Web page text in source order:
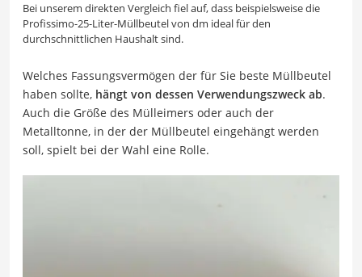
Bei unserem direkten Vergleich fiel auf, dass beispielsweise die
Profissimo-25-Liter-Müllbeutel von dm ideal für den
durchschnittlichen Haushalt sind.
Welches Fassungsvermögen der für Sie beste Müllbeutel
haben sollte, hängt von dessen Verwendungszweck ab.
Auch die Größe des Mülleimers oder auch der
Metalltonne, in der der Müllbeutel eingehängt werden
soll, spielt bei der Wahl eine Rolle.